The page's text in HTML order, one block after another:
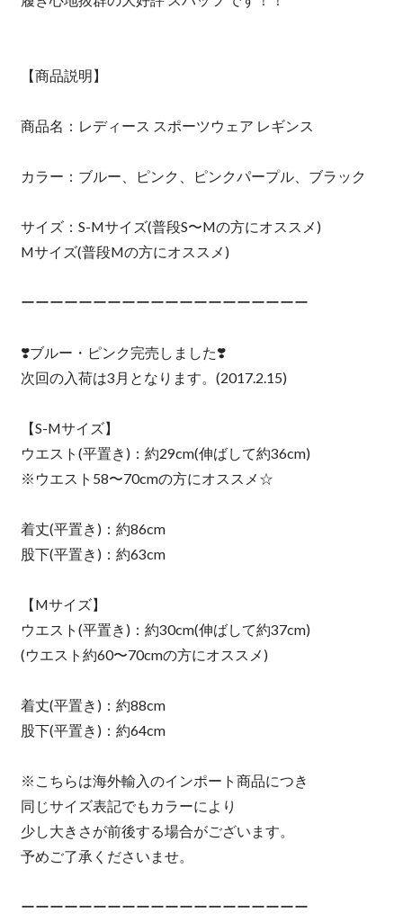
【商品説明】
商品名：レディース スポーツウェア レギンス
カラー：ブルー、ピンク、ピンクパープル、ブラック
サイズ：S-Mサイズ(普段S〜Mの方にオススメ)
Mサイズ(普段Mの方にオススメ)
ーーーーーーーーーーーーーーーーーーーー
❣️ブルー・ピンク完売しました❣️
次回の入荷は3月となります。(2017.2.15)
【S-Mサイズ】
ウエスト(平置き)：約29cm(伸ばして約36cm)
※ウエスト58〜70cmの方にオススメ☆
着丈(平置き)：約86cm
股下(平置き)：約63cm
【Mサイズ】
ウエスト(平置き)：約30cm(伸ばして約37cm)
(ウエスト約60〜70cmの方にオススメ)
着丈(平置き)：約88cm
股下(平置き)：約64cm
※こちらは海外輸入のインポート商品につき
同じサイズ表記でもカラーにより
少し大きさが前後する場合がございます。
予めご了承くださいませ。
ーーーーーーーーーーーーーーーーーーーー